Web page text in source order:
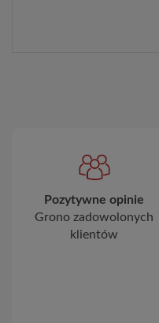
Pozytywne opinie
Grono zadowolonych
klientów